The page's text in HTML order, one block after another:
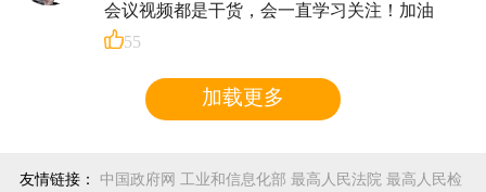
会议视频都是干货，会一直学习关注！加油
55
加载更多
友情链接： 中国政府网 工业和信息化部 最高人民法院 最高人民检